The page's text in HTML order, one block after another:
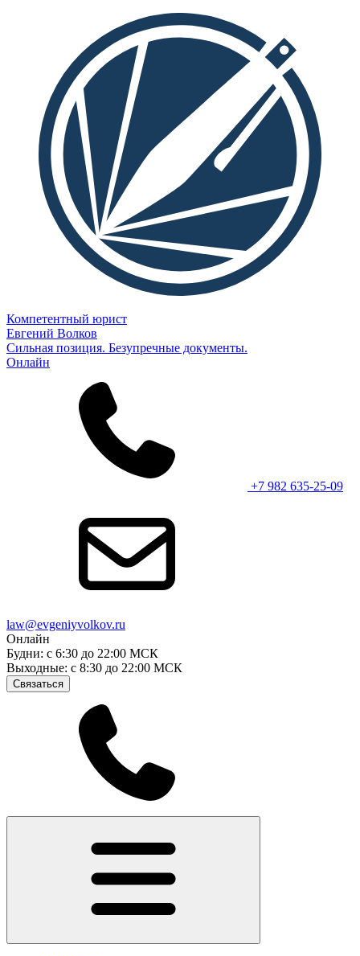
Компетентный юрист
Евгений Волков
Сильная позиция. Безупречные документы.
Онлайн
+7 982 635-25-09
law@evgeniyvolkov.ru
Онлайн
Будни: с 6:30 до 22:00 МСК
Выходные: с 8:30 до 22:00 МСК
Связаться